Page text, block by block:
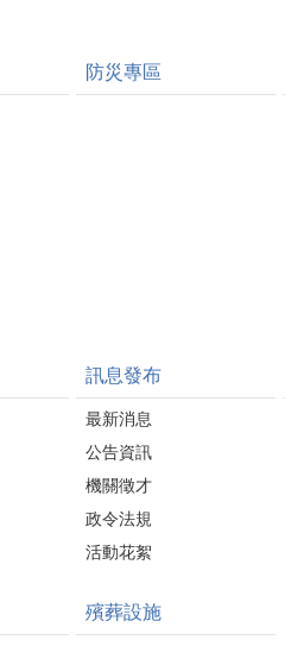
防災專區
訊息發布
最新消息
公告資訊
機關徵才
政令法規
活動花絮
殯葬設施